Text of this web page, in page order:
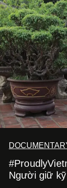
những vùng đất
không phải
tiến về phía
Người giữ